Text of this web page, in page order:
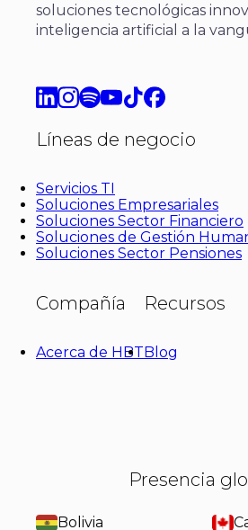
soluciones tecnológicas
inteligencia artificial a la
Líneas de negocio
Servicios TI
Soluciones Empresariales
Soluciones Sector Financiero
Soluciones de Gestión
Soluciones Sector Pensiones
Compañía
Acerca de HBT
Recursos
Blog
Presencia
Bolivia